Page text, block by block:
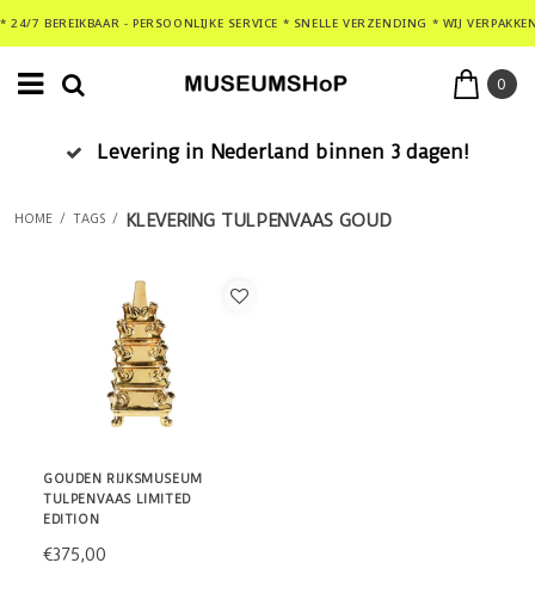
* 24/7 BEREIKBAAR - PERSOONLIJKE SERVICE * SNELLE VERZENDING * WIJ
0
Levering in Nederland binnen 3 dagen!
HOME / TAGS / KLEVERING TULPENVAAS GOUD
GOUDEN RIJKSMUSEUM
TULPENVAAS LIMITED
EDITION
€375,00